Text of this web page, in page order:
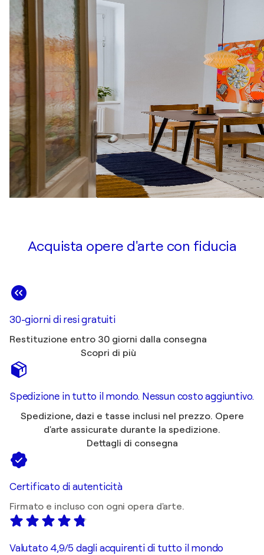
Acquista opere d'arte con fiducia
30-giorni di resi gratuiti
Restituzione entro 30 giorni dalla consegna
Scopri di più
Spedizione in tutto il mondo. Nessun costo aggiuntivo.
Spedizione, dazi e tasse inclusi nel prezzo. Opere
d'arte assicurate durante la spedizione.
Dettagli di consegna
Certificato di autenticità
Firmato e incluso con ogni opera d'arte.
Valutato 4,9/5 dagli acquirenti di tutto il mondo